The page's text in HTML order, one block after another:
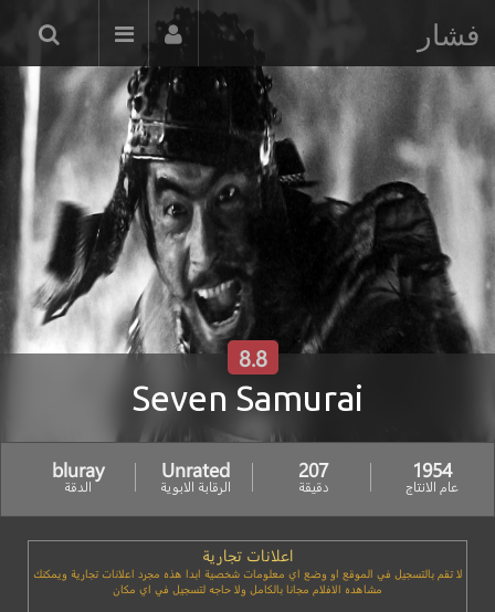
فشار
Seven Samurai
8.8
1954
عام الانتاج
207
دقيقة
Unrated
الرقابة الابوية
bluray
الدقة
اعلانات تجارية
لا تقم بالتسجيل في الموقع او وضع اي معلومات شخصية ابدا هذه مجرد اعلانات تجارية ويمكنك
مشاهده الافلام مجانا بالكامل ولا حاجه لتسجيل في اي مكان